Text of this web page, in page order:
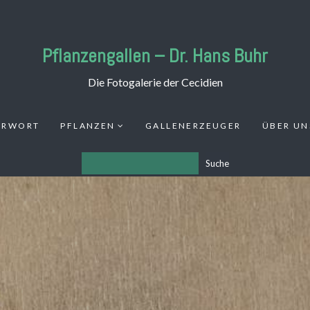
Pflanzengallen – Dr. Hans Buhr
Die Fotogalerie der Cecidien
PFLANZEN GALLENERZEUGER ÜBER
Suche